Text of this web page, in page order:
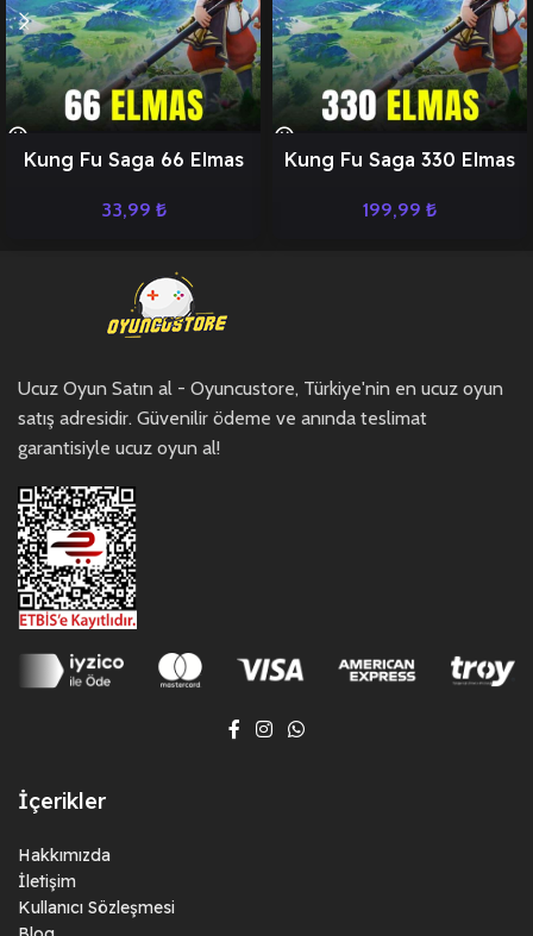
Kung Fu Saga 66 Elmas
33,99 ₺
Kung Fu Saga 330 Elmas
199,99 ₺
Ucuz Oyun Satın al - Oyuncustore, Türkiye'nin en ucuz oyun
satış adresidir. Güvenilir ödeme ve anında teslimat
garantisiyle ucuz oyun al!
İçerikler
Hakkımızda
İletişim
Kullanıcı Sözleşmesi